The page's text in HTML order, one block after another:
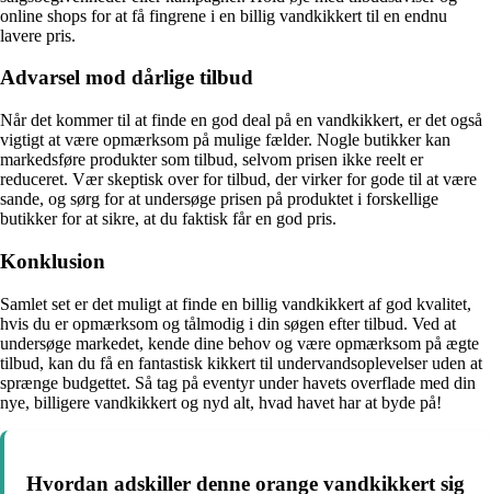
online shops for at få fingrene i en billig vandkikkert til en endnu
lavere pris.
Advarsel mod dårlige tilbud
Når det kommer til at finde en god deal på en vandkikkert, er det også
vigtigt at være opmærksom på mulige fælder. Nogle butikker kan
markedsføre produkter som tilbud, selvom prisen ikke reelt er
reduceret. Vær skeptisk over for tilbud, der virker for gode til at være
sande, og sørg for at undersøge prisen på produktet i forskellige
butikker for at sikre, at du faktisk får en god pris.
Konklusion
Samlet set er det muligt at finde en billig vandkikkert af god kvalitet,
hvis du er opmærksom og tålmodig i din søgen efter tilbud. Ved at
undersøge markedet, kende dine behov og være opmærksom på ægte
tilbud, kan du få en fantastisk kikkert til undervandsoplevelser uden at
sprænge budgettet. Så tag på eventyr under havets overflade med din
nye, billigere vandkikkert og nyd alt, hvad havet har at byde på!
Hvordan adskiller denne orange vandkikkert sig